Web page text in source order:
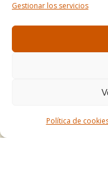
Gestionar los servicios
Política de